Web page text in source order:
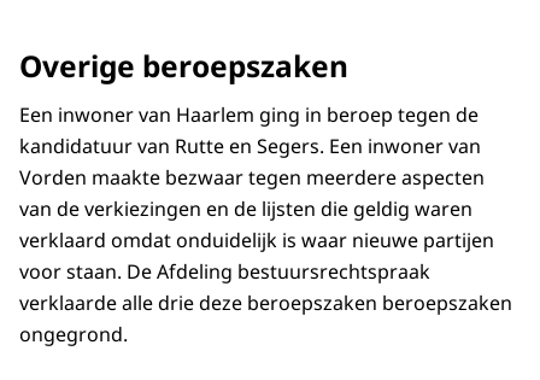
Overige beroepszaken
Een inwoner van Haarlem ging in beroep tegen de
kandidatuur van Rutte en Segers. Een inwoner van
Vorden maakte bezwaar tegen meerdere aspecten
van de verkiezingen en de lijsten die geldig waren
verklaard omdat onduidelijk is waar nieuwe partijen
voor staan. De Afdeling bestuursrechtspraak
verklaarde alle drie deze beroepszaken beroepszaken
ongegrond.